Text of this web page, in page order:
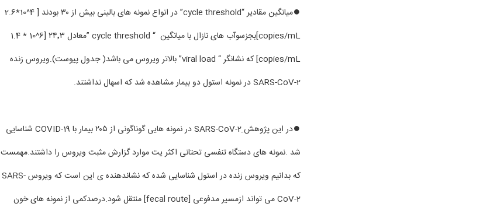
⏺میانگین مقادیر “cycle threshold” در انواع نمونه های بالینی بیش از ۳۰ بودند [ 4^10*2.6
copies/mL]بجزسوآب های نازال با میانگین “ cycle threshold ”معادل ۲۴٬۳ [6^10 * 1.4
copies/mL] که نشانگر “ viral load” بالاتر ویروس می باشد( جدول پیوست).ویروس زنده
SARS-CoV-2 در نمونه استول دو بیمار مشاهده شد که اسهال نداشتند.
⏺در این پژوهش ِSARS-CoV-2 در نمونه هایی گوناگونی از ۲۰۵ بیمار با COVID-19 شناسایی
شد .نمونه های دستگاه تنفسی تحتانی اکثر یت موارد گزارش مثبت ویروس را داشتند.مهمست
که بدانیم ویروس زنده در استول شناسایی شده که نشاندهنده ی این است که ویروس SARS-
CoV-2 می تواند ازمسیر مدفوعی [fecal route] منتقل شود.درصدکمی از نمونه های خون